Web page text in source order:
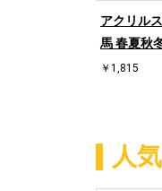
アクリル
馬 春夏秋
￥1,815
人